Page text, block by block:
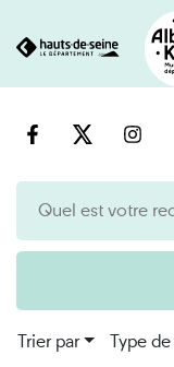
au
Trier par Type
Cookies et traceurs